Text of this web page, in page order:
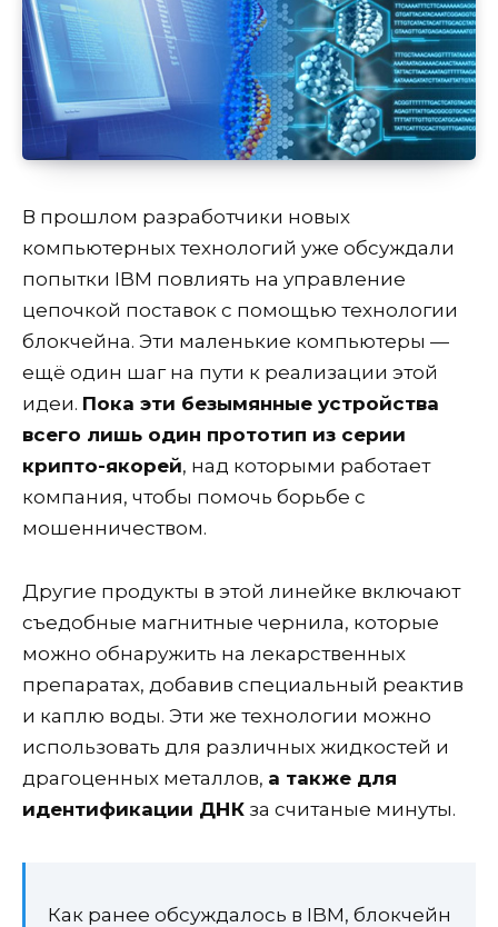
В прошлом разработчики новых
компьютерных технологий уже обсуждали
попытки IBM повлиять на управление
цепочкой поставок с помощью технологии
блокчейна. Эти маленькие компьютеры —
ещё один шаг на пути к реализации этой
идеи. Пока эти безымянные устройства
всего лишь один прототип из серии
крипто-якорей, над которыми работает
компания, чтобы помочь борьбе с
мошенничеством.
Другие продукты в этой линейке включают
съедобные магнитные чернила, которые
можно обнаружить на лекарственных
препаратах, добавив специальный реактив
и каплю воды. Эти же технологии можно
использовать для различных жидкостей и
драгоценных металлов, а также для
идентификации ДНК за считаные минуты.
Как ранее обсуждалось в IBM, блокчейн